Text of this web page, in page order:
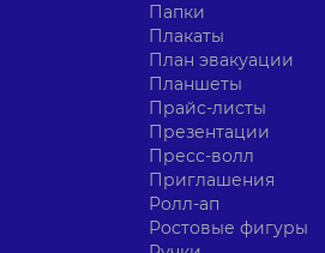
Папки
Плакаты
План эвакуации
Планшеты
Прайс-листы
Презентации
Пресс-волл
Приглашения
Ролл-ап
Ростовые фигуры